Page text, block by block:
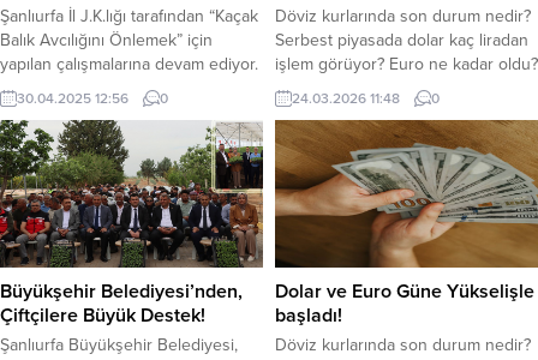
Şanlıurfa İl J.K.lığı tarafından “Kaçak
Balık Avcılığını Önlemek” için
yapılan çalışmalarına devam ediyor.
Şanlıurfa İl Jandarma Komutanlığı
26.04.2025 günü, Bozova
İlçesinde, Bozova Asayiş. Bot
Komutanlığı ve JASAT ekiplerince,
A.P. , Ö.S. ve M.G.E. isimli şahısların
(400) metre uzunluğunda kullanımı
yasak olan misina balık ağı germek
suretiyle avcılık yaptıkları tespit
edildi....
30.04.2025 12:56 0
Döviz kurlarında son durum nedir?
Serbest piyasada dolar kaç liradan
işlem görüyor? Euro ne kadar oldu?
Haftanın ikinci işlem gününde
Dolar ve euro güne yükselişle
başladı. ABD Merkez Bankası (FED)
faiz indirimi konusunda ki temkinli
davranışları ve erteleyeceğine
yönelik beklentiler doların
yükselmesinde etkili oldu. Serbest
döviz piyasasında dolar saat 11.45...
24.03.2026 11:48 0
Büyükşehir Belediyesi’nden,
Çiftçilere Büyük Destek!
Şanlıurfa Büyükşehir Belediyesi,
Dolar ve Euro Güne Yükselişle
başladı!
Döviz kurlarında son durum nedir?